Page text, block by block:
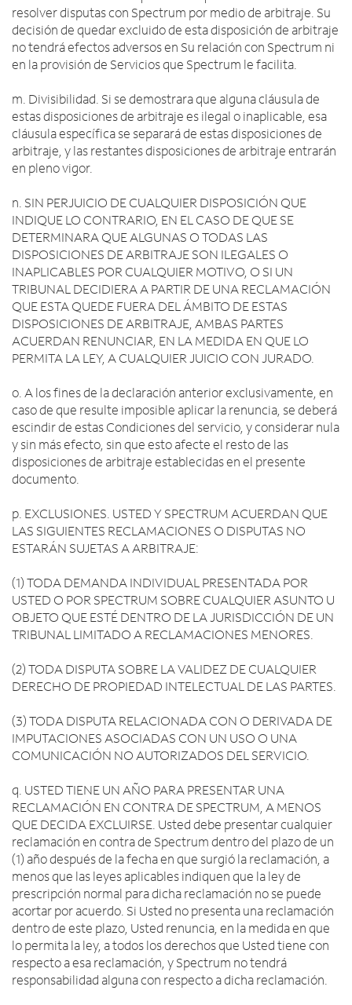
resolver disputas con Spectrum por medio de arbitraje. Su
decisión de quedar excluido de esta disposición de arbitraje
no tendrá efectos adversos en Su relación con Spectrum ni
en la provisión de Servicios que Spectrum le facilita.
m. Divisibilidad. Si se demostrara que alguna cláusula de
estas disposiciones de arbitraje es ilegal o inaplicable, esa
cláusula específica se separará de estas disposiciones de
arbitraje, y las restantes disposiciones de arbitraje entrarán
en pleno vigor.
n. SIN PERJUICIO DE CUALQUIER DISPOSICIÓN QUE
INDIQUE LO CONTRARIO, EN EL CASO DE QUE SE
DETERMINARA QUE ALGUNAS O TODAS LAS
DISPOSICIONES DE ARBITRAJE SON ILEGALES O
INAPLICABLES POR CUALQUIER MOTIVO, O SI UN
TRIBUNAL DECIDIERA A PARTIR DE UNA RECLAMACIÓN
QUE ESTA QUEDE FUERA DEL ÁMBITO DE ESTAS
DISPOSICIONES DE ARBITRAJE, AMBAS PARTES
ACUERDAN RENUNCIAR, EN LA MEDIDA EN QUE LO
PERMITA LA LEY, A CUALQUIER JUICIO CON JURADO.
o. A los fines de la declaración anterior exclusivamente, en
caso de que resulte imposible aplicar la renuncia, se deberá
escindir de estas Condiciones del servicio, y considerar nula
y sin más efecto, sin que esto afecte el resto de las
disposiciones de arbitraje establecidas en el presente
documento.
p. EXCLUSIONES. USTED Y SPECTRUM ACUERDAN QUE
LAS SIGUIENTES RECLAMACIONES O DISPUTAS NO
ESTARÁN SUJETAS A ARBITRAJE:
(1) TODA DEMANDA INDIVIDUAL PRESENTADA POR
USTED O POR SPECTRUM SOBRE CUALQUIER ASUNTO U
OBJETO QUE ESTÉ DENTRO DE LA JURISDICCIÓN DE UN
TRIBUNAL LIMITADO A RECLAMACIONES MENORES.
(2) TODA DISPUTA SOBRE LA VALIDEZ DE CUALQUIER
DERECHO DE PROPIEDAD INTELECTUAL DE LAS PARTES.
(3) TODA DISPUTA RELACIONADA CON O DERIVADA DE
IMPUTACIONES ASOCIADAS CON UN USO O UNA
COMUNICACIÓN NO AUTORIZADOS DEL SERVICIO.
q. USTED TIENE UN AÑO PARA PRESENTAR UNA
RECLAMACIÓN EN CONTRA DE SPECTRUM, A MENOS
QUE DECIDA EXCLUIRSE. Usted debe presentar cualquier
reclamación en contra de Spectrum dentro del plazo de un
(1) año después de la fecha en que surgió la reclamación, a
menos que las leyes aplicables indiquen que la ley de
prescripción normal para dicha reclamación no se puede
acortar por acuerdo. Si Usted no presenta una reclamación
dentro de este plazo, Usted renuncia, en la medida en que
lo permita la ley, a todos los derechos que Usted tiene con
respecto a esa reclamación, y Spectrum no tendrá
responsabilidad alguna con respecto a dicha reclamación.